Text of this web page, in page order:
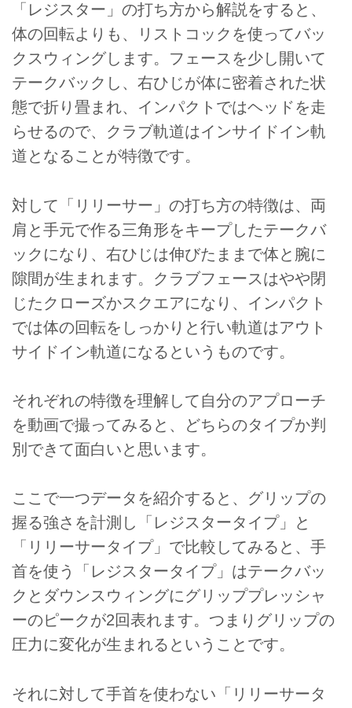
「レジスター」の打ち方から解説をすると、
体の回転よりも、リストコックを使ってバッ
クスウィングします。フェースを少し開いて
テークバックし、右ひじが体に密着された状
態で折り畳まれ、インパクトではヘッドを走
らせるので、クラブ軌道はインサイドイン軌
道となることが特徴です。
対して「リリーサー」の打ち方の特徴は、両
肩と手元で作る三角形をキープしたテークバ
ックになり、右ひじは伸びたままで体と腕に
隙間が生まれます。クラブフェースはやや閉
じたクローズかスクエアになり、インパクト
では体の回転をしっかりと行い軌道はアウト
サイドイン軌道になるというものです。
それぞれの特徴を理解して自分のアプローチ
を動画で撮ってみると、どちらのタイプか判
別できて面白いと思います。
ここで一つデータを紹介すると、グリップの
握る強さを計測し「レジスタータイプ」と
「リリーサータイプ」で比較してみると、手
首を使う「レジスタータイプ」はテークバッ
クとダウンスウィングにグリッププレッシャ
ーのピークが2回表れます。つまりグリップの
圧力に変化が生まれるということです。
それに対して手首を使わない「リリーサータ